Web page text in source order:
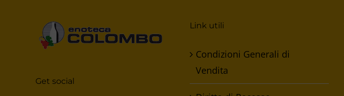
Get social
Link utili
Condizioni Generali di
Vendita